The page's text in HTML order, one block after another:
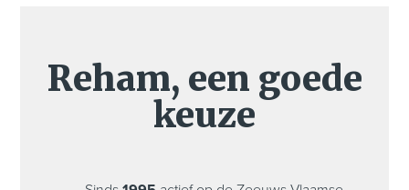
Reham, een goede
keuze